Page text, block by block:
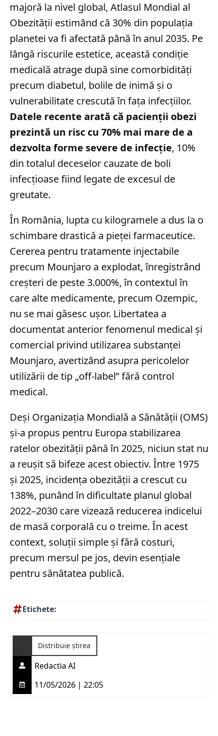
majoră la nivel global, Atlasul Mondial al
Obezității estimând că 30% din populația
planetei va fi afectată până în anul 2035. Pe
lângă riscurile estetice, această condiție
medicală atrage după sine comorbidități
precum diabetul, bolile de inimă și o
vulnerabilitate crescută în fața infecțiilor.
Datele recente arată că pacienții obezi
prezintă un risc cu 70% mai mare de a
dezvolta forme severe de infecție, 10%
din totalul deceselor cauzate de boli
infecțioase fiind legate de excesul de
greutate.
În România, lupta cu kilogramele a dus la o
schimbare drastică a pieței farmaceutice.
Cererea pentru tratamente injectabile
precum Mounjaro a explodat, înregistrând
creșteri de peste 3.000%, în contextul în
care alte medicamente, precum Ozempic,
nu se mai găsesc ușor. Libertatea a
documentat anterior fenomenul medical și
comercial privind utilizarea substanței
Mounjaro, avertizând asupra pericolelor
utilizării de tip „off-label” fără control
medical.
Deși Organizația Mondială a Sănătății (OMS)
și-a propus pentru Europa stabilizarea
ratelor obezității până în 2025, niciun stat nu
a reușit să bifeze acest obiectiv. Între 1975
și 2025, incidența obezității a crescut cu
138%, punând în dificultate planul global
2022–2030 care vizează reducerea indicelui
de masă corporală cu o treime. În acest
context, soluții simple și fără costuri,
precum mersul pe jos, devin esențiale
pentru sănătatea publică.
Etichete:
Distribuie știrea
Redactia AI
11/05/2026 | 22:05